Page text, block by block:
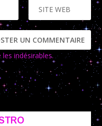
indésirables. En savoir
de vos commentaires sont